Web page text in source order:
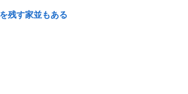
残す家並もある